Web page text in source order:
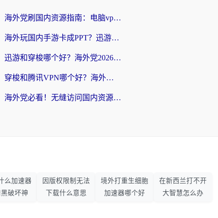
海外党刷国内资源指南：电脑vpn免费版真的能用吗？选对加速器才是关键
海外玩国内手游卡成PPT？迅游和奇游手游哪个好？附真实VPN评测及番茄加速器体验
迅游和穿梭哪个好？海外党2026亲测对比+免费vs付费选择指南，附番茄加速器实测体验
穿梭和腾讯VPN哪个好？海外党亲测3款热门回国加速器，附避坑指南
海外党必看！无缝访问国内资源指南：从vpn官网下载到加速器选择（附番茄实测）
么加速器
破坏神
因版权限制无法
下载什么意思
境外打重生细胞
加速器哪个好
在新西兰打不开
大智慧怎么办